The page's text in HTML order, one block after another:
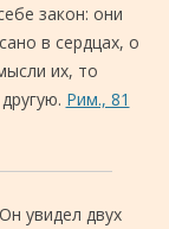
закон: они
в сердцах, о
их, то
Рим., 81
увидел двух